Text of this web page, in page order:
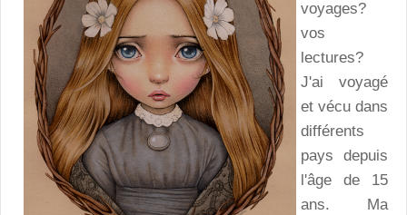
voyages?
vos
lectures?
J'ai voyagé
et vécu dans
différents
pays depuis
l'âge de 15
ans. Ma